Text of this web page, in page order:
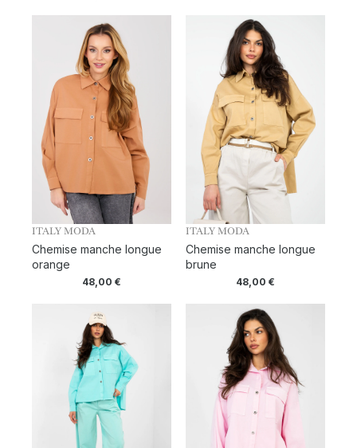
ITALY MODA
Chemise manche longue
orange
48,00€
ITALY MODA
Chemise manche longue
brune
48,00 €